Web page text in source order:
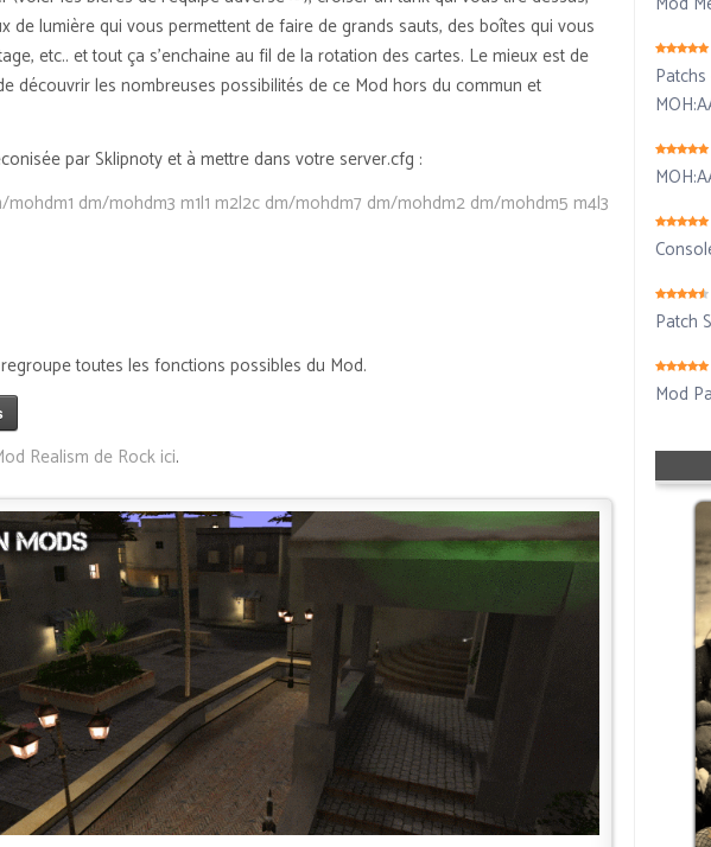
de lumière qui vous permettent de faire de grands sauts, des boîtes qui vous
etc.. et tout ça s’enchaine au fil de la rotation des cartes. Le mieux est de
découvrir les nombreuses possibilités de ce Mod hors du commun et
par Sklipnoty et à mettre dans votre server.cfg :
mohdm1 dm/mohdm3 m1l1 m2l2c dm/mohdm7 dm/mohdm2 dm/mohdm5 m4l3
toutes les fonctions possibles du Mod.
Realism de Rock ici.
Patch
Mod